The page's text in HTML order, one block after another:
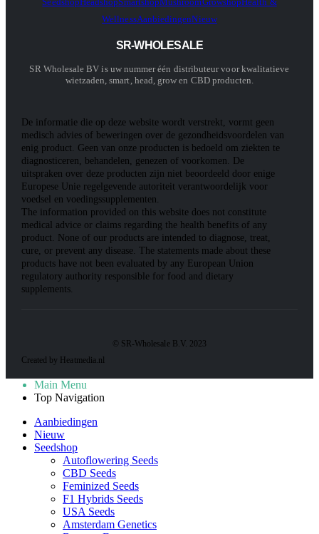
WellnessAanbiedingenNieuw
SR-WHOLESALE
SR Wholesale BV is uw nummer één distributeur voor kwalitatieve
wietzaden, smart, head, grow en CBD producten.
De informatie die op deze website wordt verstrekt, vormt geen
medisch advies of beweringen over de gezondheidsvoordelen van
enig product. Geen van onze producten is bedoeld om ziekten te
diagnosticeren, behandelen, genezen of voorkomen. De
uitspraken over deze producten zijn niet beoordeeld door enige
Europese Unie regelgevende autoriteit verantwoordelijk voor
voedsel en voedingssupplementen.
The information provided on this website does not constitute
medical advice or claims regarding the health benefits of any
product. None of our products are intended to diagnose, treat,
cure, or prevent any disease. The statements made about these
products have not been evaluated by any European Union
regulatory authority responsible for food and dietary
supplements.
© SR-Wholesale B.V. 2023
Created by Heatmedia.nl
Main Menu
Top Navigation
Aanbiedingen
Nieuw
Seedshop
Autoflowering Seeds
CBD Seeds
Feminized Seeds
F1 Hybrids Seeds
USA Seeds
Amsterdam Genetics